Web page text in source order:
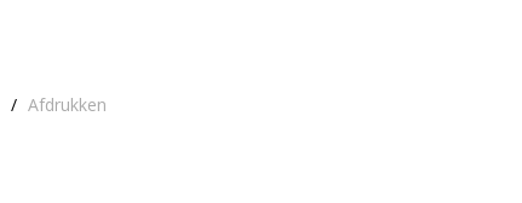
/ Afdrukken